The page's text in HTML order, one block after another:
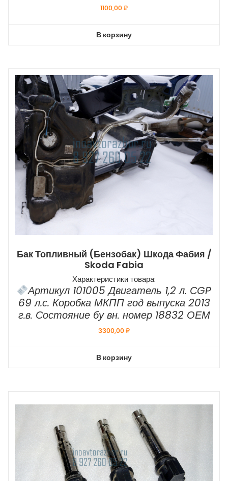
1100,00₽
В корзину
Бак Топливный (бензобак) Шкода Фабия /
Skoda Fabia
Характеристики товара:
Артикул 101005 Двигатель 1,2 л. СGP
69 л.с. Коробка МКПП год выпуска 2013
г.в. Состояние бу вн. номер 18832 ОЕМ
3300,00₽
В корзину